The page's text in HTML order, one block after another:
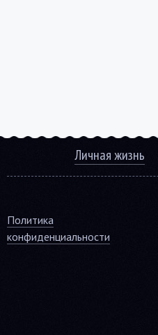
Личная жизнь
Политика
конфиденциальности